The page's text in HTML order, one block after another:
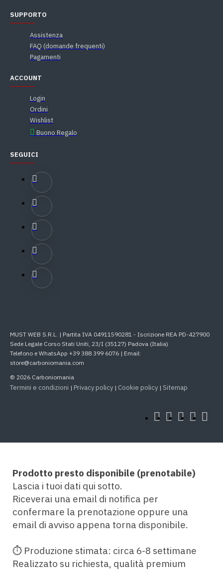
SUPPORTO
Assistenza
FAQ (domande frequenti)
Pagamenti
ACCOUNT
Login
Ordini
Wishlist
Buono Regalo
SEGUICI
MUST WEB S.R.L. | Partita IVA 04911590281 - Iscrizione REA PD-427900
Sede Legale Corso Stati Uniti, 23/I (35127) Padova (Italia)
Telefono e WhatsApp +39 388 399 6076 | Email:
store@carboniomania.com
© 2026 Carboniomania
Termini e condizioni | Privacy policy | Cookie policy | Sitemap
Prodotto presto disponibile (prenotabile)
Lascia i tuoi dati qui sotto.
Riceverai una email di notifica per
confermare la prenotazione oppure una
email di avviso appena torna disponibile.
⏱ Produzione stimata: circa 6-8 settimane
Realizzato su richiesta, qualità premium